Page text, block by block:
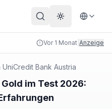
Theme
Vor 1 Monat Anzeige
UniCredit Bank Austria
im Test 2026: